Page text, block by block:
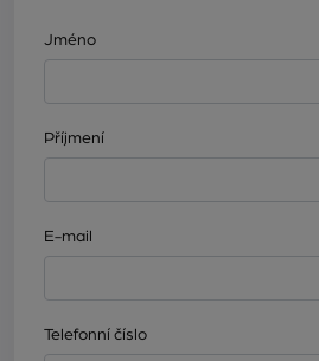
Jméno
Příjmení
E-mail
Telefonní číslo